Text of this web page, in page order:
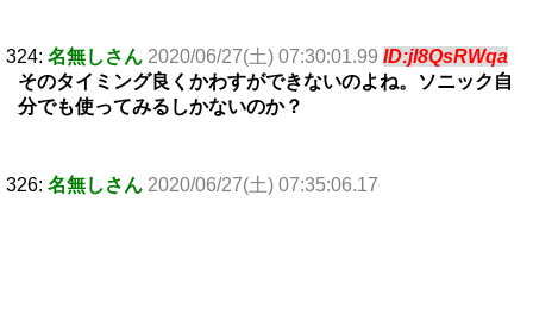
324: 名無しさん 2020/06/27(土) 07:30:01.99 ID:jl8QsRWqa
そのタイミング良くかわすができないのよね。ソニック自
分でも使ってみるしかないのか？
326: 名無しさん 2020/06/27(土) 07:35:06.17